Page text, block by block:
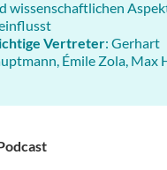
wissenschaftlichen
Vertreter: Gerhart
Émile Zola, Max